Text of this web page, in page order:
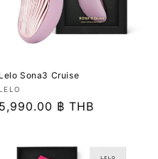
Lelo Sona3 Cruise
เวน
เด
LELO
ราคา
5,990.00 ฿ THB